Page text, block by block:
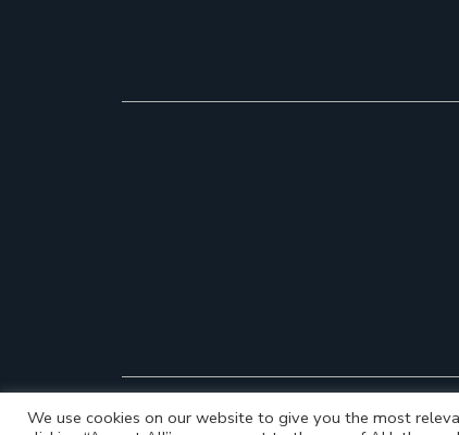
We use cookies on our website to give you the most